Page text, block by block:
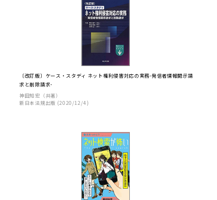
〔改訂版〕ケース・スタディ ネット権利侵害対応の実務-発信者情報開示請
求と削除請求-
神田知宏（共著）
新日本法規出版 (2020/12/4)